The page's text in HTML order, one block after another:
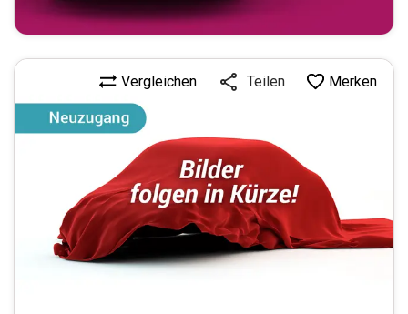
Vergleichen Teilen Merken